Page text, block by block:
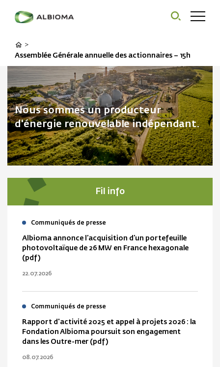
>
Assemblée Générale annuelle des actionnaires – 15h
Nous sommes un producteur
d'énergie renouvelable indépendant.
Fil info
Communiqués de presse
Albioma annonce l’acquisition d’un portefeuille
photovoltaïque de 26 MW en France hexagonale
(pdf)
22.07.2026
Communiqués de presse
Rapport d'activité 2025 et appel à projets 2026 : la
Fondation Albioma poursuit son engagement
dans les Outre-mer (pdf)
08.07.2026